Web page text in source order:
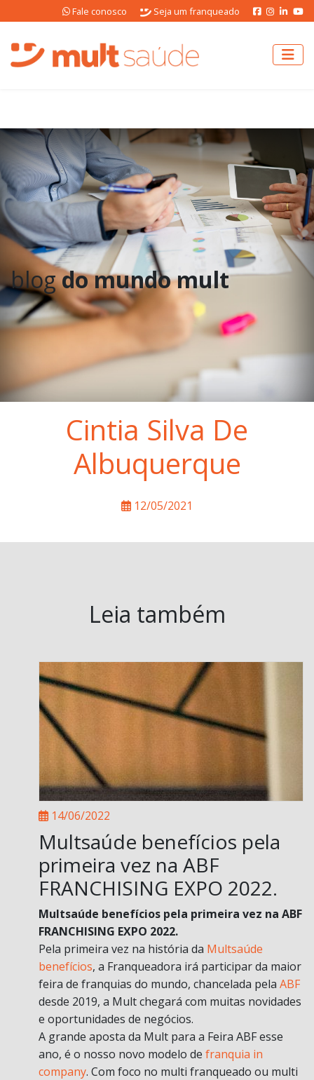
Fale conosco Seja um franqueado
blogdo mundo mult
Cintia Silva De
Albuquerque
12/05/2021
Leia também
14/06/2022
Multsaúde benefícios pela
primeira vez na ABF
FRANCHISING EXPO 2022.
Multsaúde benefícios pela primeira vez na ABF
FRANCHISING EXPO 2022.
Pela primeira vez na história da Multsaúde
benefícios, a Franqueadora irá participar da maior
feira de franquias do mundo, chancelada pela ABF
desde 2019, a Mult chegará com muitas novidades
e oportunidades de negócios.
A grande aposta da Mult para a Feira ABF esse
ano, é o nosso novo modelo de franquia in
company. Com foco no multi franqueado ou multi